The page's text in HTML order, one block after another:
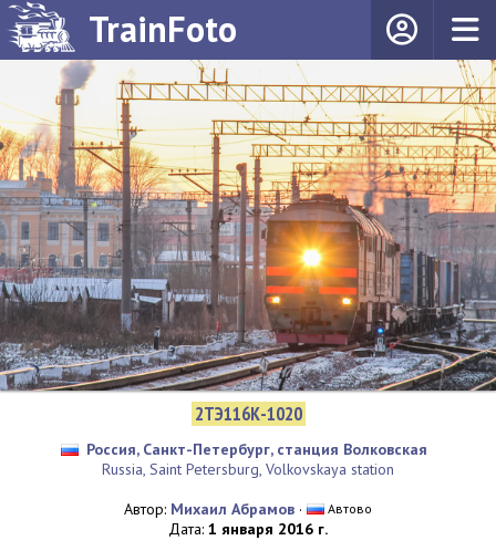
TrainFoto
2ТЭ116К-1020
Россия, Санкт-Петербург, станция Волковская
Russia, Saint Petersburg, Volkovskaya station
Автор: Михаил Абрамов · Автово
Дата: 1 января 2016 г.